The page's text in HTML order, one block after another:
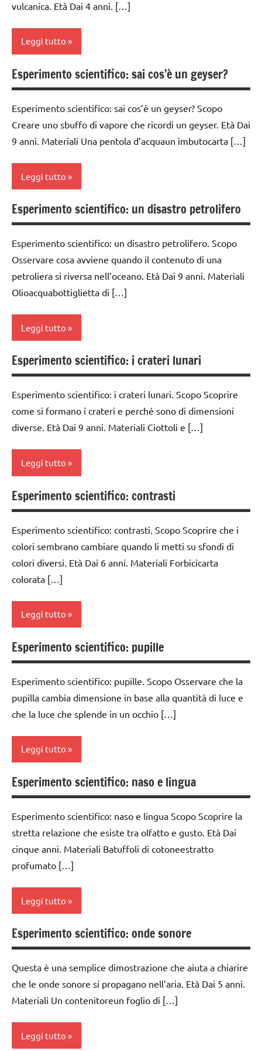
fisica e
TUTTI GLI
ARGOMENTI
PER ETA'
TUTTI GLI
ARTICOLI
MONTESSORI
SCIENZE
chimica
ARGOMENTI
PER ETA'
ARTICOLI
vulcanica. Età Dai 4 anni. […]
Leggi tutto
classe
1a
classe
2a
3a
classe
classe
classi
1a-5a
dai
6
anni
dai
6
ESPERIMENTI
E ATTIVITA'
ESPERIMENTI
GUIDA
DIDATTICA
SCIENZE
scienze:
fisica e
TUTTI GLI
PER ETA'
ARTICOLI
Esperimento scientifico: sai cos’è un geyser?
Esperimento scientifico: sai cos’è un geyser? Scopo
Creare uno sbuffo di vapore che ricordi un geyser. Età Dai
9 anni. Materiali Una pentola d’acquaun imbutocarta […]
Leggi tutto
classe
3a
classe
4a
5a
E ATTIVITA'
ESPERIMENTI
GUIDA
SCIENZE
scienze:
fisica e
chimica
TUTTI GLI
ARGOMENTI
PER ETA'
TUTTI GLI
Esperimento scientifico: un disastro petrolifero
Esperimento scientifico: un disastro petrolifero. Scopo
Osservare cosa avviene quando il contenuto di una
petroliera si riversa nell’oceano. Età Dai 9 anni. Materiali
Olioacquabottiglietta di […]
Leggi tutto
classe
3a
classe
4a
5a
ESPERIMENTI
STEM
DIDATTICA
MONTESSORI
TUTTI GLI
ARTICOLI
Esperimento scientifico: i crateri lunari
Esperimento scientifico: i crateri lunari. Scopo Scoprire
come si formano i crateri e perché sono di dimensioni
diverse. Età Dai 9 anni. Materiali Ciottoli e […]
Leggi tutto
classe
3a
classe
4a
5a
medie
ESPERIMENTI
E ATTIVITA'
ESPERIMENTI
DIDATTICA
MONTESSORI
SCIENZE
astronomia
TUTTI GLI
ARGOMENTI
PER ETA'
TUTTI GLI
ARTICOLI
Esperimento scientifico: contrasti
Esperimento scientifico: contrasti. Scopo Scoprire che i
colori sembrano cambiare quando li metti su sfondi di
colori diversi. Età Dai 6 anni. Materiali Forbicicarta
colorata […]
Leggi tutto
classe
2a
classe
3a
4a
classi
dai
E ATTIVITA'
STEM
ESPERIMENTI
SCIENTIFICI
GUIDA
DIDATTICA
MONTESSORI
scienze:
Esperimento scientifico: pupille
Esperimento scientifico: pupille. Scopo Osservare che la
pupilla cambia dimensione in base alla quantità di luce e
che la luce che splende in un occhio […]
Leggi tutto
classe
3a
classe
4a
classe
5a
E ATTIVITA'
GUIDA
SCIENZE
Esperimento scientifico: naso e lingua
Esperimento scientifico: naso e lingua Scopo Scoprire la
stretta relazione che esiste tra olfatto e gusto. Età Dai
cinque anni. Materiali Batuffoli di cotoneestratto
profumato […]
Leggi tutto
classe
1a
classe
2a
3a
classe
Esperimento scientifico: onde sonore
Questa è una semplice dimostrazione che aiuta a chiarire
che le onde sonore si propagano nell’aria. Età Dai 5 anni.
Materiali Un contenitoreun foglio di […]
Leggi tutto